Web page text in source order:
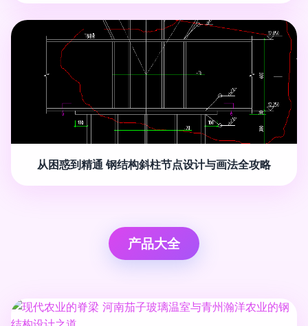
从困惑到精通 钢结构斜柱节点设计与画法全攻略
产品大全